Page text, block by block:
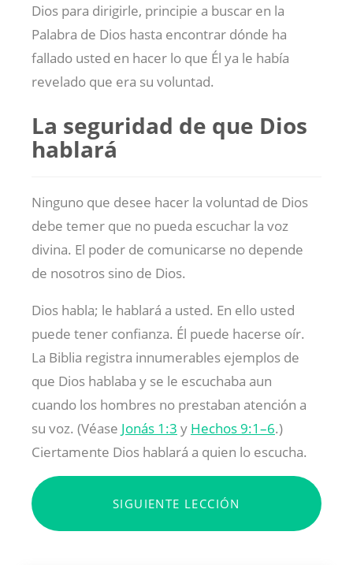
Dios para dirigirle, principie a buscar en la
Palabra de Dios hasta encontrar dónde ha
fallado usted en hacer lo que Él ya le había
revelado que era su voluntad.
La seguridad de que Dios
hablará
Ninguno que desee hacer la voluntad de Dios
debe temer que no pueda escuchar la voz
divina. El poder de comunicarse no depende
de nosotros sino de Dios.
Dios habla; le hablará a usted. En ello usted
puede tener confianza. Él puede hacerse oír.
La Biblia registra innumerables ejemplos de
que Dios hablaba y se le escuchaba aun
cuando los hombres no prestaban atención a
su voz. (Véase Jonás 1:3 y Hechos 9:1–6.)
Ciertamente Dios hablará a quien lo escucha.
SIGUIENTE LECCIÓN